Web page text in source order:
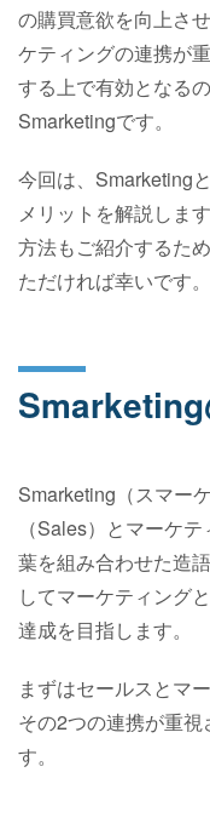
の購買意欲を向上さ
ケティングの連携が
する上で有効となる
Smarketingです。
今回は、Smarketing
メリットを解説しま
方法もご紹介するた
ただければ幸いです。
Smarketing（スマー
（Sales）とマーケ
葉を組み合わせた造
してマーケティング
達成を目指します。
まずはセールスとマ
その2つの連携が重
す。